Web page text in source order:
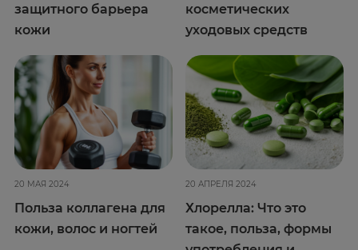
защитного барьера
кожи
косметических
уходовых средств
20 МАЯ 2024
Польза коллагена для
кожи, волос и ногтей
20 АПРЕЛЯ 2024
Хлорелла: Что это
такое, польза, формы